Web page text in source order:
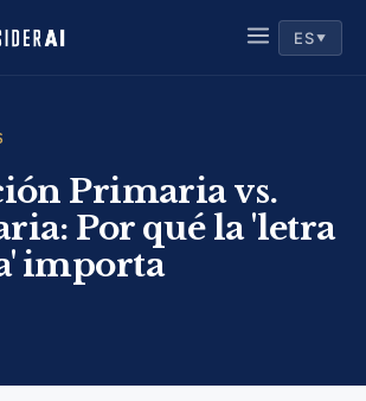
ES ▼
Primaria vs.
Por qué la 'letra
importa